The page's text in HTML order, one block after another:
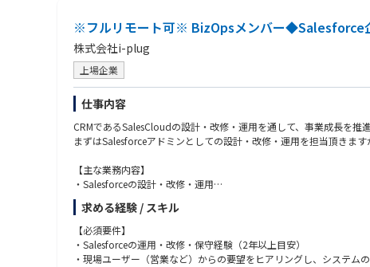
開発、デザイン、カスタマーサクセス、カスタマーサポート、マ
メンバーが在籍しています）。
ユーザーやコミュニティとの対話（インタビュー、ユーザーフィー
バックオフィス向け事業に関するユーザー像・ドメインの深い解像度
ユーザーリサーチ・インタビューの実施および開発プロセスへの組
データ分析スキル（SQL / Mixpanel / Tableau等の利用経験）とクリ
UXデザインやUI設計に関する知識、またはプロジェクトマネジメン
※フルリモート可※ BizOpsメンバー◆Salesforce
株式会社i-plug
上場企業
仕事内容
CRMであるSalesCloudの設計・改修・運用を通して、事業成長を推
まずはSalesforceアドミンとしての設計・改修・運用を担当頂きま
【主な業務内容】
・Salesforceの設計・改修・運用
・業務プロセス設計と改善
・各部門の業務プロセスを分析し、課題を特定
・効率化、標準化、自動化に向けた業務プロセスを設計、構築
・新しい業務プロセス導入後の効果測定、継続的な改善
・データ利活用
求める経験 / スキル
【必須要件】
・Salesforceの運用・改修・保守経験（2年以上目安）
・現場ユーザー（営業など）からの要望をヒアリングし、システム